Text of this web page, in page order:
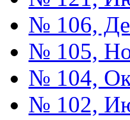
№ 106,
№ 105,
№ 104,
№ 102,